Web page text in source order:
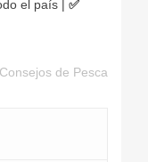
el país | ✅
Consejos de Pesca